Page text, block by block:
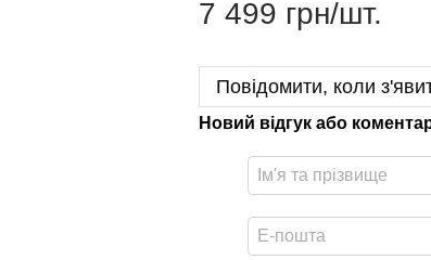
7 499 грн/шт.
Повідомити, коли
Новий відгук або